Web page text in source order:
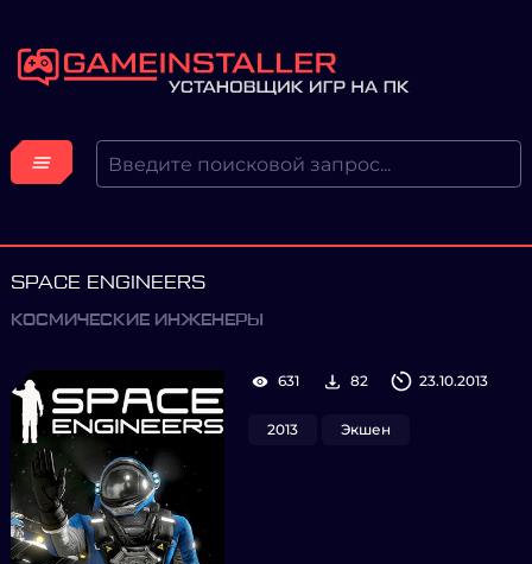
SPACE ENGINEERS
КОСМИЧЕСКИЕ ИНЖЕНЕРЫ
631 82 23.10.2013
2013 Экшен